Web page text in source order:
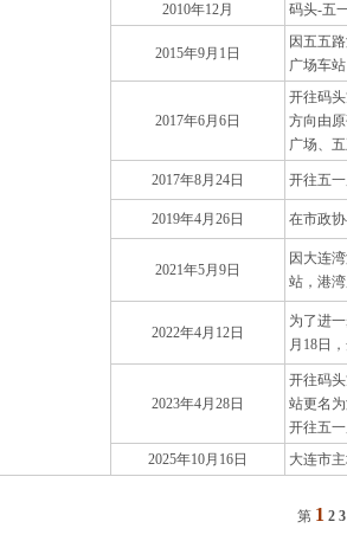
2010年12月
码头-五
2015年9月1日
因五五
广场车站
2017年6月6日
开往码
方向由
广场、
2017年8月24日 开往五
2019年4月26日 在市政
2021年5月9日
因大连
站，港
2022年4月12日
为了进
月18日
2023年4月28日
开往码
站更名
开往五
2025年10月16日
大连市
第 1 2